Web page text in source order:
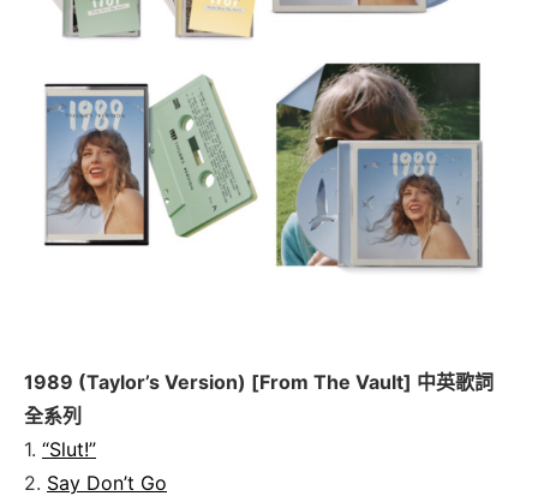
1989 (Taylor’s Version) [From The Vault] 中英歌詞
全系列
1. “Slut!”
2. Say Don’t Go